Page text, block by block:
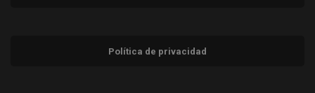
Política de privacidad